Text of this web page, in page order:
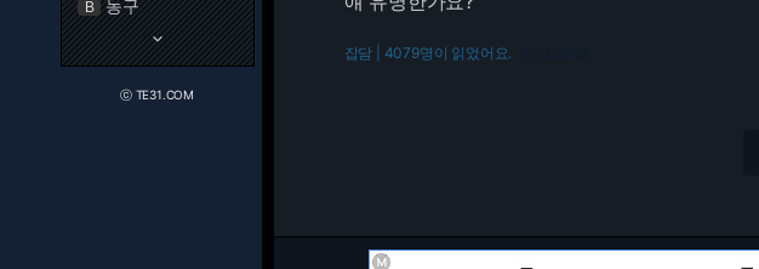
B 농구
keyboard_arrow_down
ⓒ TE31.COM
잡담 | 4079명이 읽었어요.